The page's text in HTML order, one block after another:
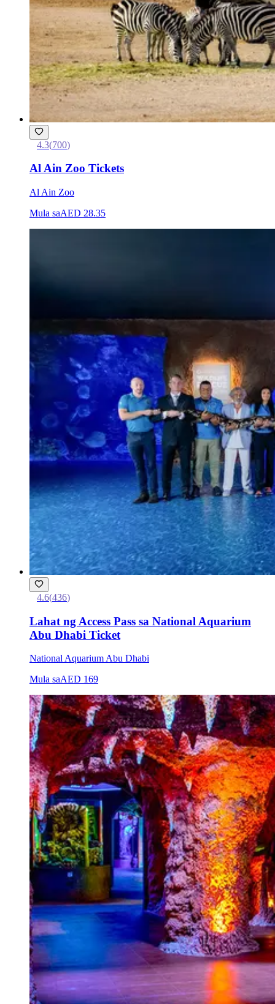
4.3(700)
Al Ain Zoo Tickets
Al Ain Zoo
Mula saAED 28.35
4.6(436)
Lahat ng Access Pass sa National Aquarium
Abu Dhabi Ticket
National Aquarium Abu Dhabi
Mula saAED 169